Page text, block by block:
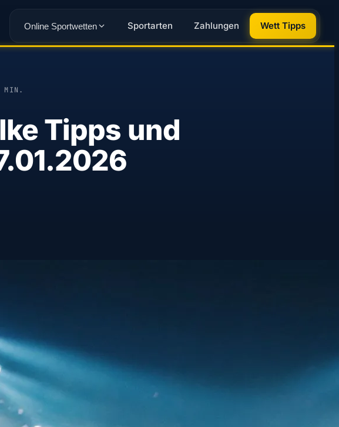
Online Sportwetten Sportarten Zahlungen Wett Tipps
MIN.
Tipps und